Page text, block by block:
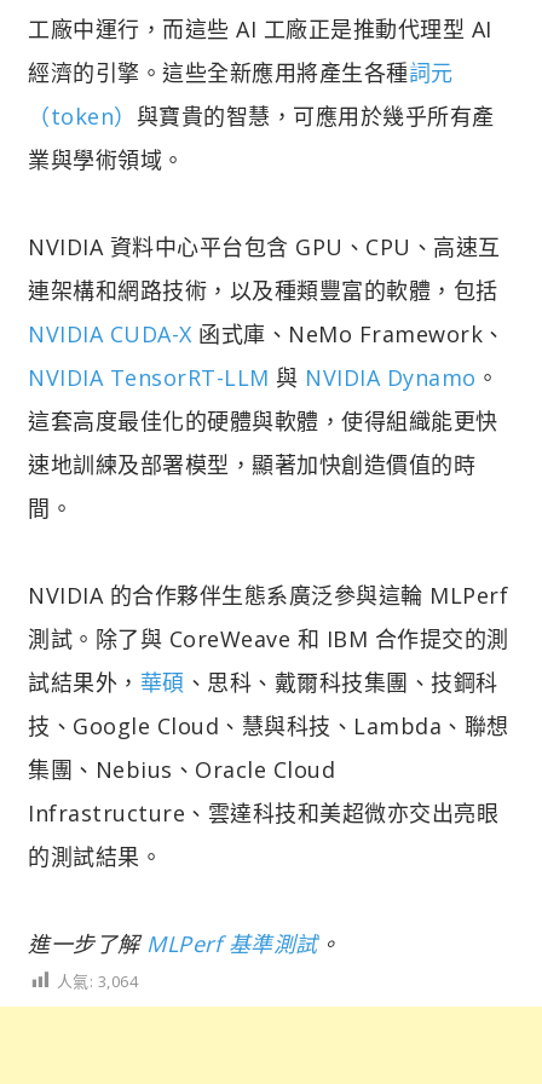
工廠中運行，而這些 AI 工廠正是推動代理型 AI
經濟的引擎。這些全新應用將產生各種詞元
（token） 與寶貴的智慧，可應用於幾乎所有產
業與學術領域。
NVIDIA 資料中心平台包含 GPU、CPU、高速互
連架構和網路技術，以及種類豐富的軟體，包括
NVIDIA CUDA-X 函式庫、NeMo Framework、
NVIDIA TensorRT-LLM 與 NVIDIA Dynamo 。
這套高度最佳化的硬體與軟體，使得組織能更快
速地訓練及部署模型，顯著加快創造價值的時
間。
NVIDIA 的合作夥伴生態系廣泛參與這輪 MLPerf
測試。除了與 CoreWeave 和 IBM 合作提交的測
試結果外， 華碩 、思科、戴爾科技集團、技鋼科
技、Google Cloud、慧與科技、Lambda、聯想
集團、Nebius、Oracle Cloud
Infrastructure、雲達科技和美超微亦交出亮眼
的測試結果。
進一步了解 MLPerf 基準測試。
人氣: 3,064